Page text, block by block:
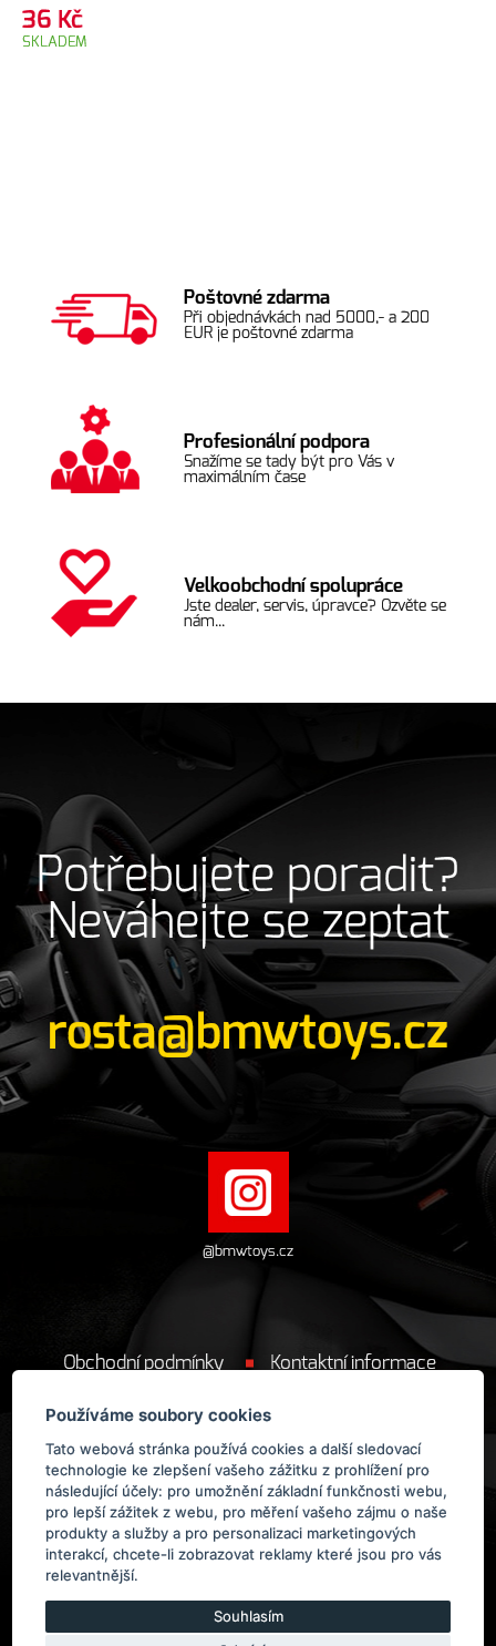
Používáme soubory cookies
Tato webová stránka používá cookies a další sledovací
technologie ke zlepšení vašeho zážitku z prohlížení pro
následující účely: pro umožnění základní funkčnosti webu,
pro lepší zážitek z webu, pro měření vašeho zájmu o naše
produkty a služby a pro personalizaci marketingových
interakcí,chcete-li zobrazovat reklamy které jsou pro vás
relevantnější.
Souhlasím
36 Kč
SKLADEM
Poštovné zdarma
Při objednávkách nad 5000,- a 200
EUR je poštovné zdarma
Profesionální podpora
Snažíme se tady být pro Vás v
maximálním čase
Velkoobchodní spolupráce
Jste dealer, servis, úpravce? Ozvěte se
nám...
Potřebujete poradit?
Neváhejte se zeptat
rosta@bmwtoys.cz
@bmwtoys.cz
Obchodní podmínky Kontaktní informace
Cookie
Provozovatelem obchodu BMWToys.cz jeManoloDesign s.r.o.